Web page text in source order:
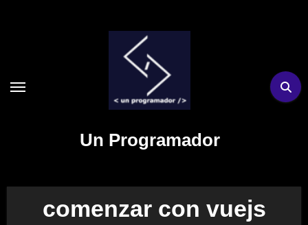
Un Programador
comenzar con vuejs